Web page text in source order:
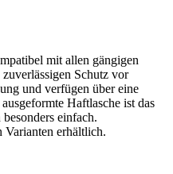
mit allen gängigen
Schutz vor
und verfügen über eine
Haftlasche ist das
einfach.
Varianten erhältlich.